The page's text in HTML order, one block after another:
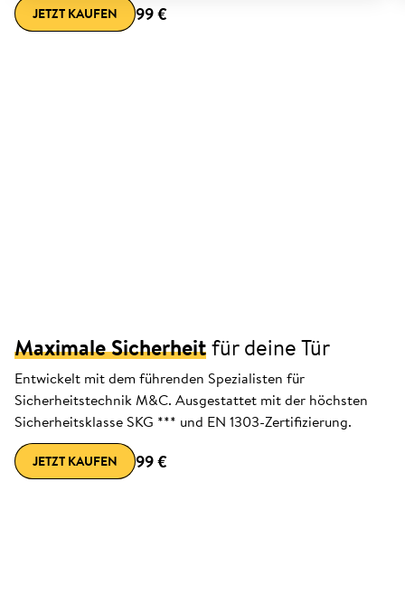
JETZT KAUFEN 99 €
Maximale Sicherheitfür deine Tür
Entwickelt mit dem führenden Spezialisten für
Sicherheitstechnik M&C. Ausgestattet mit der höchsten
Sicherheitsklasse SKG *** und EN 1303-Zertifizierung.
JETZT KAUFEN 99 €